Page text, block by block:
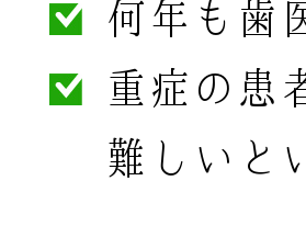
何年も歯
重症の患
難しい